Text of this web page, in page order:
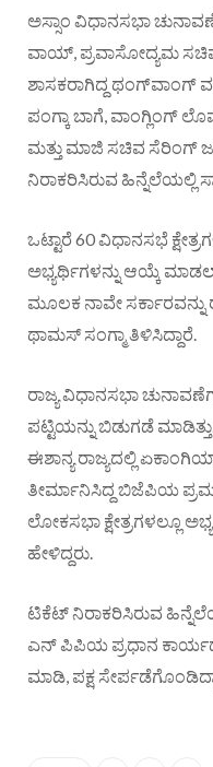
ಅಸ್ಸಾಂ ವಿಧಾನಸಭಾ
ವಾಯ್, ಪ್ರವಾಸೋದ್ಯಮ
ಶಾಸಕರಾಗಿದ್ದ ಥಂಗ್‌ವಾಂಗ್‌
ಪಂಗ್ಕಾ ಬಾಗೆ, ವಾಂಗ್ಲಿಂಗ್‌
ಮತ್ತು ಮಾಜಿ ಸಚಿವ
ನಿರಾಕರಿಸಿರುವ ಹಿನ್ನೆಲೆಯಲ್ಲಿ
ಒಟ್ಟಾರೆ 60 ವಿಧಾನಸಭೆ
ಅಭ್ಯರ್ಥಿಗಳನ್ನು ಆಯ್ಕೆ
ಮೂಲಕ ನಾವೇ
ಥಾಮಸ್‌ ಸಂಗ್ಮಾ ತಿಳಿಸಿದ್ದಾರೆ.
ರಾಜ್ಯ ವಿಧಾನಸಭಾ
ಪಟ್ಟಿಯನ್ನು ಬಿಡುಗಡೆ ಮಾಡಿತ್ತು.
ಈಶಾನ್ಯ ರಾಜ್ಯದಲ್ಲಿ
ತೀರ್ಮಾನಿಸಿದ್ದ ಬಿಜೆಪಿಯ
ಲೋಕಸಭಾ ಕ್ಷೇತ್ರಗಳಲ್ಲೂ
ಹೇಳಿದ್ದರು.
ಟಿಕೆಟ್ ನಿರಾಕರಿಸಿರುವ
ಎನ್ ಪಿಪಿಯ ಪ್ರಧಾನ
ಮಾಡಿ, ಪಕ್ಷ